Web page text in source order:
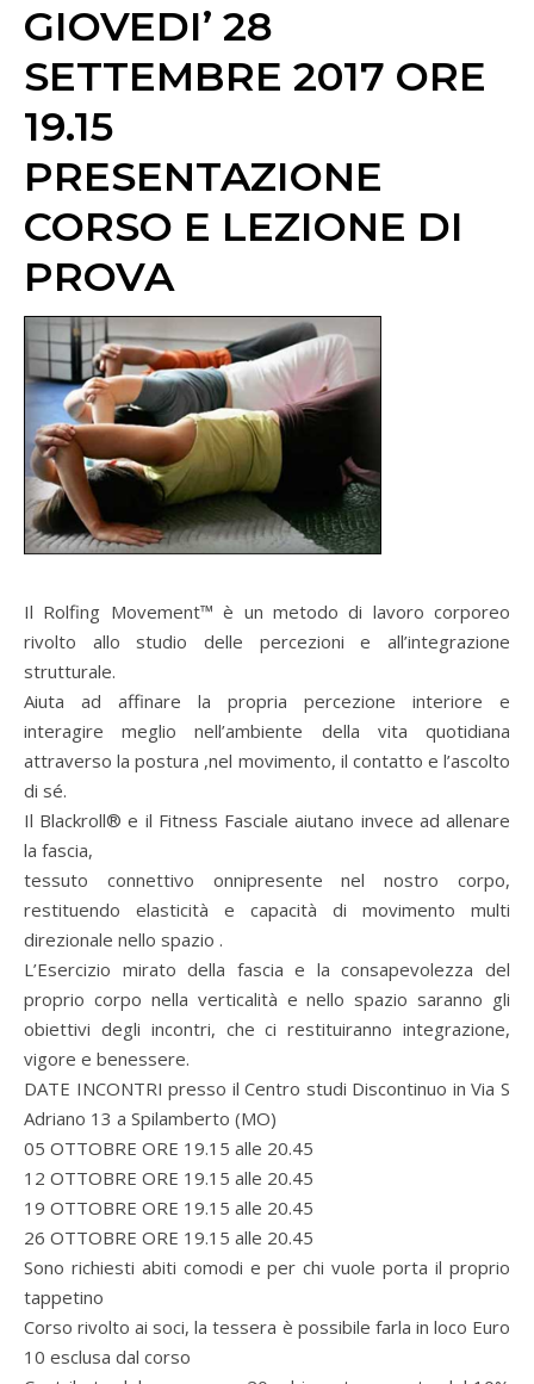
GIOVEDI’ 28
SETTEMBRE 2017 ORE
19.15
PRESENTAZIONE
CORSO E LEZIONE DI
PROVA
Il Rolfing Movement™ è un metodo di lavoro corporeo
rivolto allo studio delle percezioni e all’integrazione
strutturale.
Aiuta ad affinare la propria percezione interiore e
interagire meglio nell’ambiente della vita quotidiana
attraverso la postura ,nel movimento, il contatto e l’ascolto
di sé.
Il Blackroll® e il Fitness Fasciale aiutano invece ad allenare
la fascia,
tessuto connettivo onnipresente nel nostro corpo,
restituendo elasticità e capacità di movimento multi
direzionale nello spazio .
L’Esercizio mirato della fascia e la consapevolezza del
proprio corpo nella verticalità e nello spazio saranno gli
obiettivi degli incontri, che ci restituiranno integrazione,
vigore e benessere.
DATE INCONTRI presso il Centro studi Discontinuo in Via S
Adriano 13 a Spilamberto (MO)
05 OTTOBRE ORE 19.15 alle 20.45
12 OTTOBRE ORE 19.15 alle 20.45
19 OTTOBRE ORE 19.15 alle 20.45
26 OTTOBRE ORE 19.15 alle 20.45
Sono richiesti abiti comodi e per chi vuole porta il proprio
tappetino
Corso rivolto ai soci, la tessera è possibile farla in loco Euro
10 esclusa dal corso